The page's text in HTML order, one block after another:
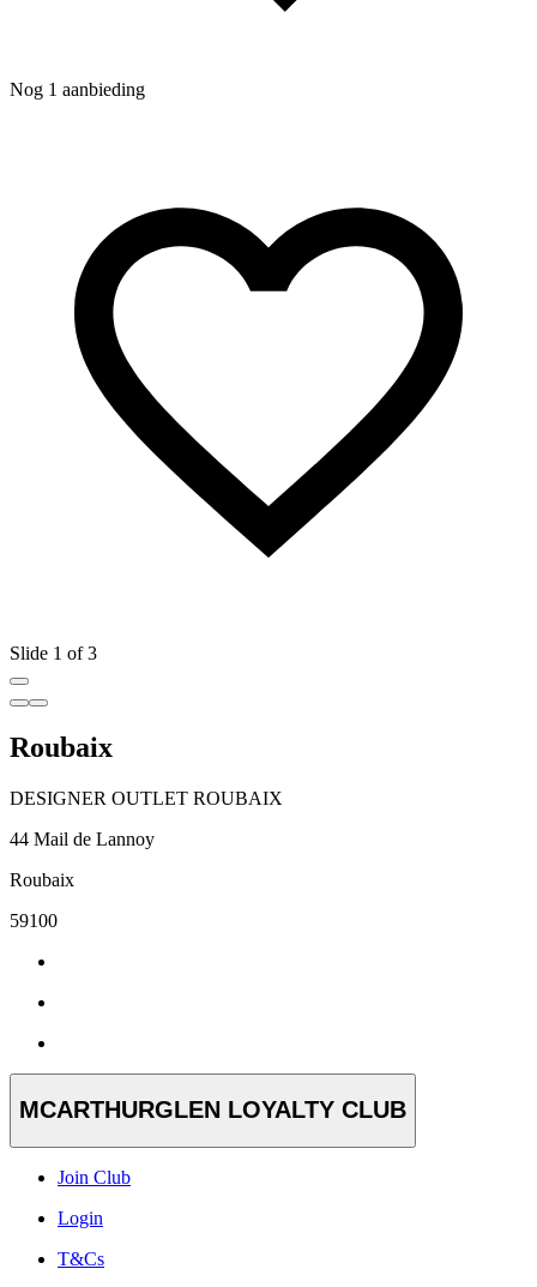
Nog 1 aanbieding
Slide 1 of 3
Roubaix
DESIGNER OUTLET ROUBAIX
44 Mail de Lannoy
Roubaix
59100
MCARTHURGLEN LOYALTY CLUB
Join Club
Login
T&Cs